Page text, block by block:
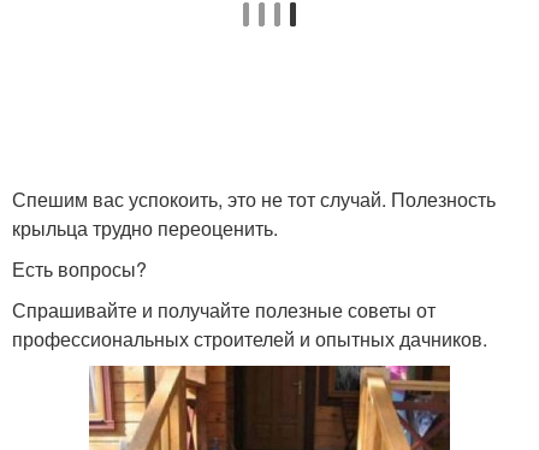
Спешим вас успокоить, это не тот случай. Полезность
крыльца трудно переоценить.
Есть вопросы?
Спрашивайте и получайте полезные советы от
профессиональных строителей и опытных дачников.